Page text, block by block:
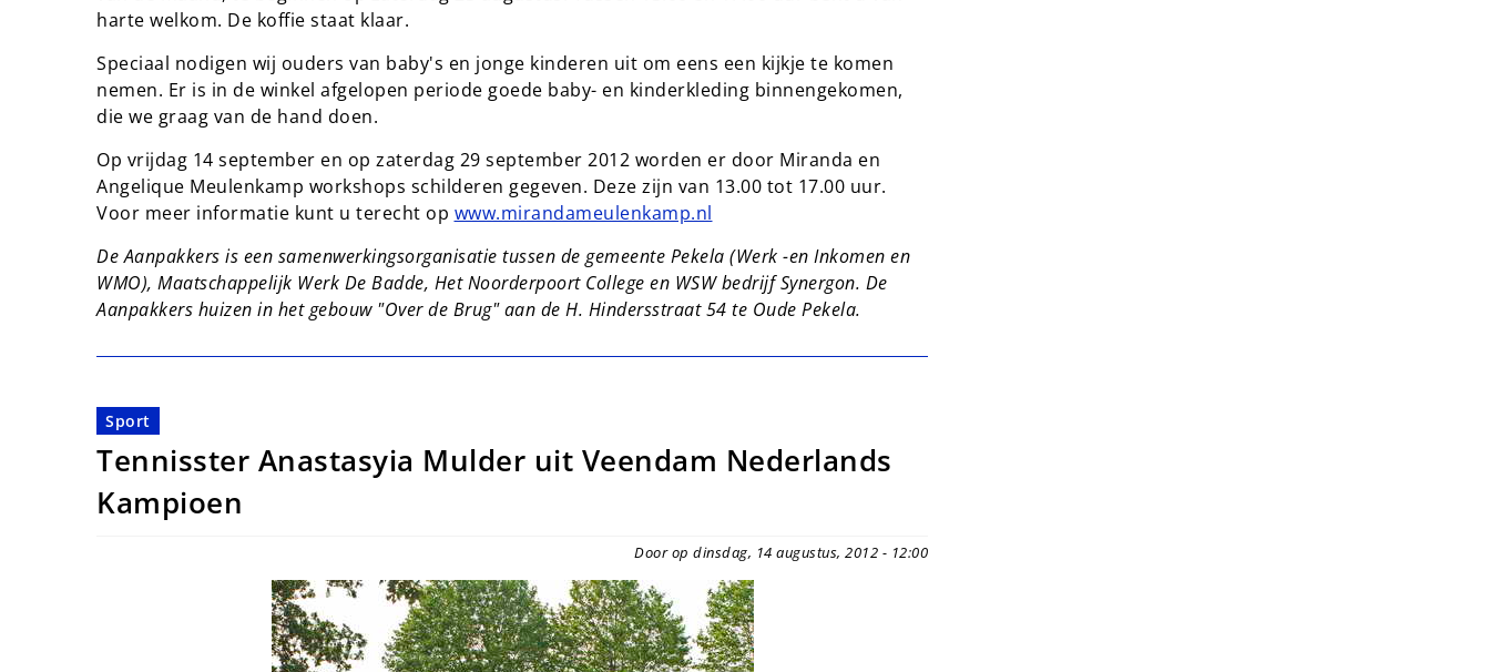
harte welkom. De koffie staat klaar.
Speciaal nodigen wij ouders van baby's en jonge kinderen uit om eens een kijkje te komen
nemen. Er is in de winkel afgelopen periode goede baby- en kinderkleding binnengekomen,
die we graag van de hand doen.
Op vrijdag 14 september en op zaterdag 29 september 2012 worden er door Miranda en
Angelique Meulenkamp workshops schilderen gegeven. Deze zijn van 13.00 tot 17.00 uur.
Voor meer informatie kunt u terecht op www.mirandameulenkamp.nl
De Aanpakkers is een samenwerkingsorganisatie tussen de gemeente Pekela (Werk -en Inkomen en
WMO), Maatschappelijk Werk De Badde, Het Noorderpoort College en WSW bedrijf Synergon. De
Aanpakkers huizen in het gebouw "Over de Brug" aan de H. Hindersstraat 54 te Oude Pekela.
Sport
Tennisster Anastasyia Mulder uit Veendam Nederlands
Kampioen
Door op dinsdag, 14 augustus, 2012 - 12:00